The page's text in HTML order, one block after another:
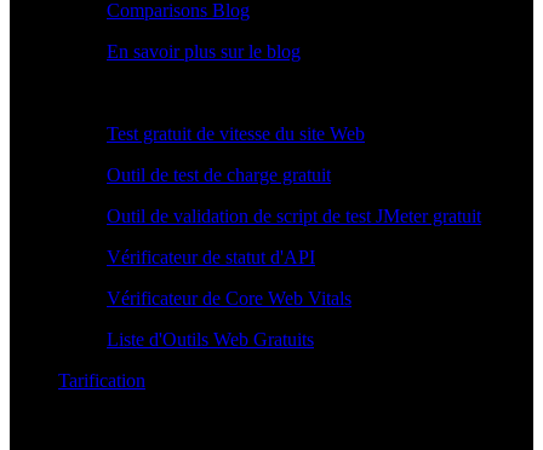
Comparisons Blog
En savoir plus sur le blog
Test gratuit de vitesse du site Web
Outil de test de charge gratuit
Outil de validation de script de test JMeter gratuit
Vérificateur de statut d'API
Vérificateur de Core Web Vitals
Liste d'Outils Web Gratuits
Tarification